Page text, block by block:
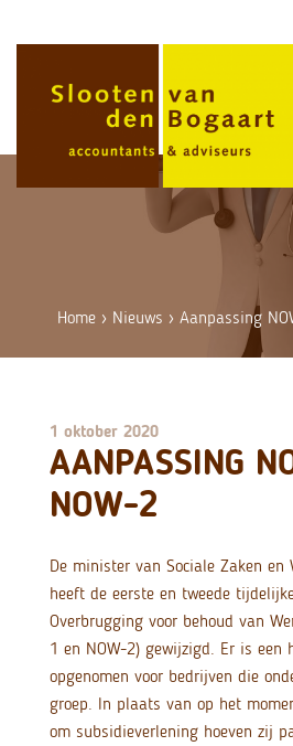
Home › Nieuws ›Aanpassing
1 oktober 2020
AANPASSING
NOW-2
De minister van Sociale Zaken en
heeft de eerste en tweede
Overbrugging voor behoud van
1 en NOW-2) gewijzigd. Er is een
opgenomen voor bedrijven die
groep. In plaats van op het
om subsidieverlening hoeven zij